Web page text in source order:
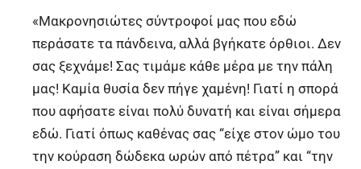
«Μακρονησιώτες σύντροφοί μας που εδώ
περάσατε τα πάνδεινα, αλλά βγήκατε όρθιοι. Δεν
σας ξεχνάμε! Σας τιμάμε κάθε μέρα με την πάλη
μας! Καμία θυσία δεν πήγε χαμένη! Γιατί η σπορά
που αφήσατε είναι πολύ δυνατή και είναι σήμερα
εδώ. Γιατί όπως καθένας σας “είχε στον ώμο του
την κούραση δώδεκα ωρών από πέτρα” και “την